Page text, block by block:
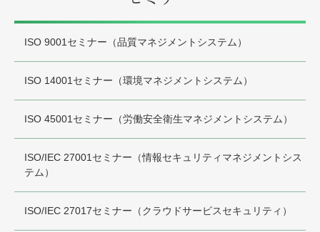
ISO 9001セミナー（品質マネジメントシステム）
ISO 14001セミナー（環境マネジメントシステム）
ISO 45001セミナー（労働安全衛生マネジメントシステム）
ISO/IEC 27001セミナー（情報セキュリティマネジメントシス
テム）
ISO/IEC 27017セミナー（クラウドサービスセキュリティ）